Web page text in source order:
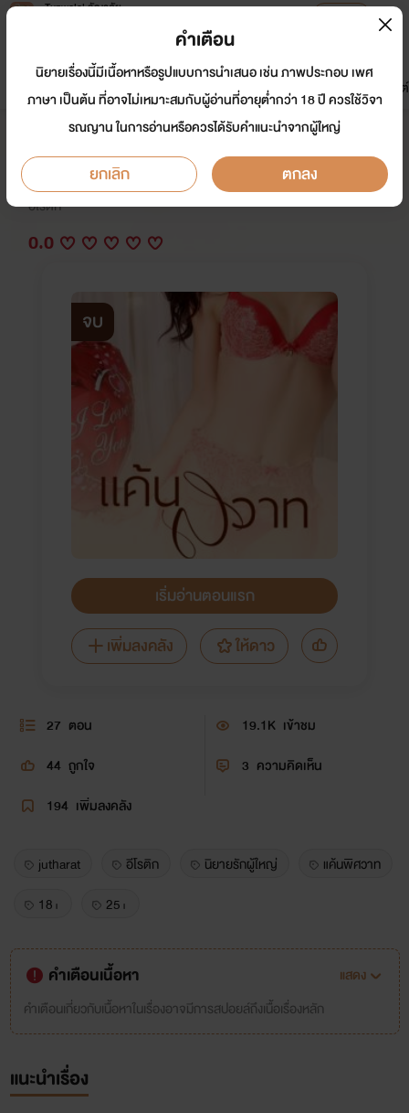
Tunwalai ธัญวลัย
หน้าแรก นิยาย อีบุ๊ก การ์ตูน
มาใหม่
ดรีมแชท ธัญลิสต์
แค้นสวาท (NC25++)
นักเขียน: Jutharat
อีโรติก
0.0
จบ
เริ่มอ่านตอนแรก
เพิ่มลงคลัง
ให้ดาว
27 ตอน 19.1K เข้าชม
44 ถูกใจ 3 ความคิดเห็น
194 เพิ่มลงคลัง
jutharat อีโรติก นิยายรักผู้ใหญ่
แค้นพิศวาท
18+
25+
คำเตือนเนื้อหา
แสดง
คำเตือนเกี่ยวกับเนื้อหาในเรื่องอาจมีการสปอยล์ถึงเนื้อเรื่องหลัก
แนะนำเรื่อง
คำเตือน
นิยายเรื่องนี้มีเนื้อหาหรือรูปแบบการนำเสนอ เช่น ภาพประกอบ เพศ
ภาษา เป็นต้น ที่อาจไม่เหมาะสมกับผู้อ่านที่อายุต่ำกว่า 18 ปี ควรใช้วิจา
รณญาน ในการอ่านหรือควรได้รับคำแนะนำจากผู้ใหญ่
ยกเลิก ตกลง